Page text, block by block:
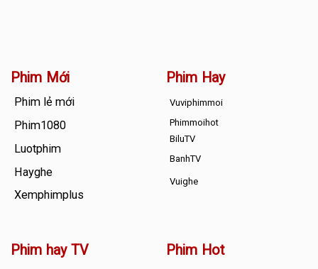
Phim Mới
Phim lẻ mới
Phim1080
Luotphim
Hayghe
Xemphimplus
Phim Hay
Vuviphimmoi
Phimmoihot
BiluTV
BanhTV
Vuighe
Phim hay TV Phim Hot